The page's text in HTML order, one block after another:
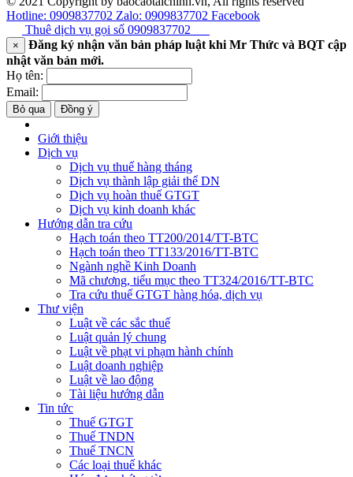
Hotline: 0909837702 Zalo: 0909837702 Facebook
Thuê dịch vụ gọi số 0909837702
×
Đăng ký nhận văn bản pháp luật khi Mr Thức và BQT cập
nhật văn bản mới.
Họ tên:
Email:
Bỏ qua Đồng ý
Giới thiệu
Dịch vụ
Dịch vụ thuế hàng tháng
Dịch vụ thành lập giải thể DN
Dịch vụ hoàn thuế GTGT
Dịch vụ kinh doanh khác
Hướng dẫn tra cứu
Hạch toán theo TT200/2014/TT-BTC
Hạch toán theo TT133/2016/TT-BTC
Ngành nghề Kinh Doanh
Mã chương, tiểu mục theo TT324/2016/TT-BTC
Tra cứu thuế GTGT hàng hóa, dịch vụ
Thư viện
Luật về các sắc thuế
Luật quản lý chung
Luật về phạt vi phạm hành chính
Luật doanh nghiệp
Luật về lao động
Tài liệu hướng dẫn
Tin tức
Thuế GTGT
Thuế TNDN
Thuế TNCN
Các loại thuế khác